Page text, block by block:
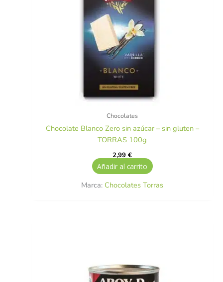
Chocolates
Chocolate Blanco Zero sin azúcar – sin gluten –
TORRAS 100g
2,99€
Añadir al carrito
Marca: Chocolates Torras